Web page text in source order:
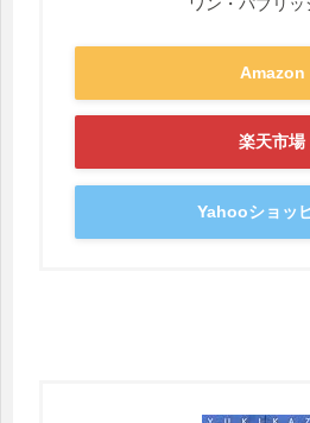
Amazon
楽天市場
Yahooショッ